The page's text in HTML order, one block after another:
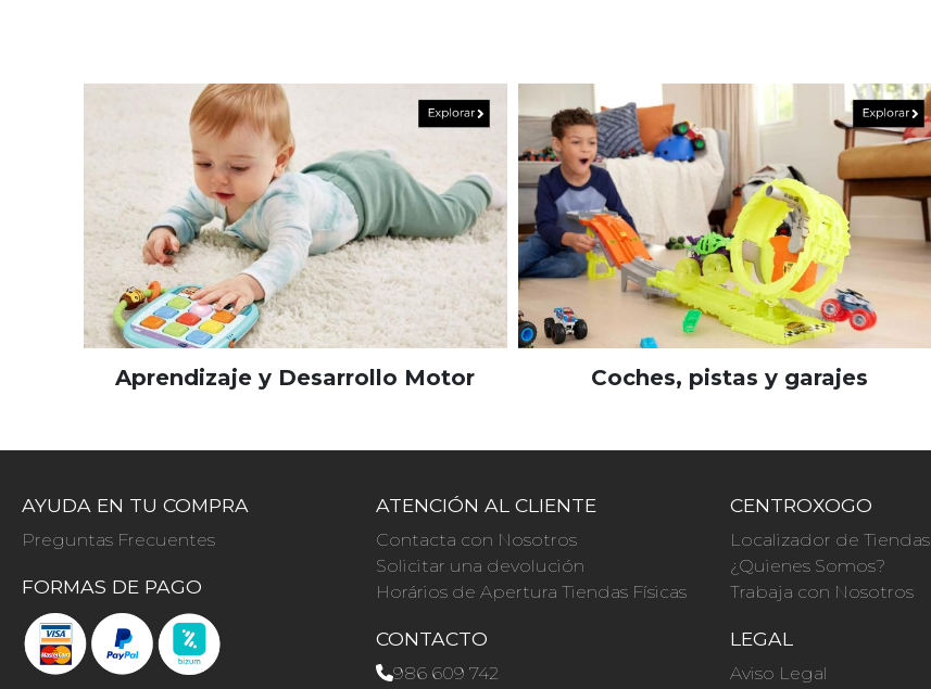
Aprendizaje y Desarrollo Motor Coches, pistas y garajes
AYUDA EN TU COMPRA
Preguntas Frecuentes
FORMAS DE PAGO
ATENCIÓN AL CLIENTE
Contacta con Nosotros
Solicitar una devolución
Horários de Apertura Tiendas Físicas
CONTACTO
986 609 742
CENTROXOGO
Localizador de Tiendas
¿Quienes Somos?
Trabaja con Nosotros
LEGAL
Aviso Legal